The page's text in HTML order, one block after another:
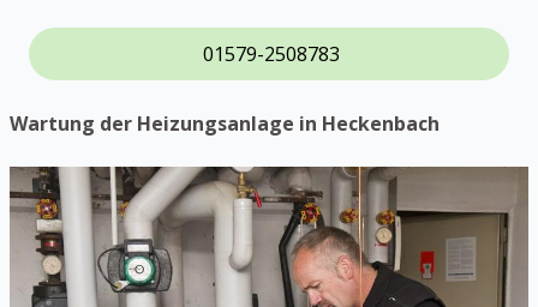
01579-2508783
Wartung der Heizungsanlage in Heckenbach